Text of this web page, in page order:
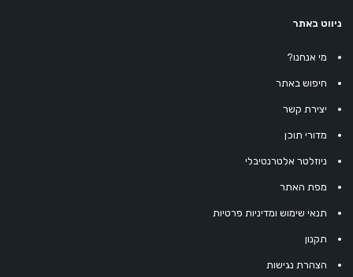
ניווט באתר
מי אנחנו?
חיפוש באתר
יצירת קשר
מדורי תוכן
ניוזלטר אלטרנטיבלי
מפת האתר
תנאי שימוש ומדיניות פרטיות
תקנון
הצהרת נגישות